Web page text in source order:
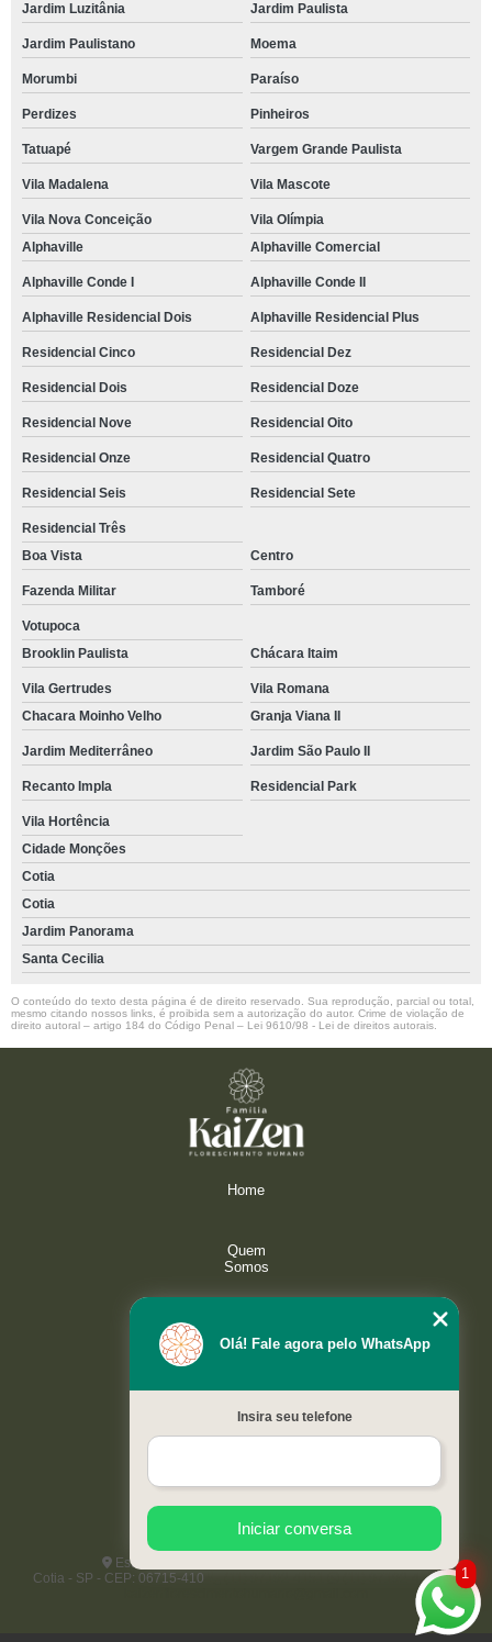
Jardim Luzitânia Jardim Paulista
Jardim Paulistano Moema
Morumbi Paraíso
Perdizes Pinheiros
Tatuapé Vargem Grande Paulista
Vila Madalena Vila Mascote
Vila Nova Conceição
Vila Olímpia
Alphaville
Alphaville Comercial
Alphaville Conde I Alphaville Conde II
Alphaville Residencial Dois Alphaville Residencial Plus
Residencial Cinco Residencial Dez
Residencial Dois Residencial Doze
Residencial Nove Residencial Oito
Residencial Onze Residencial Quatro
Residencial Seis Residencial Sete
Residencial Três
Boa Vista
Centro
Fazenda Militar Tamboré
Votupoca
Brooklin Paulista
Chácara Itaim
Vila Gertrudes
Vila Romana
Chacara Moinho Velho
Granja Viana II
Jardim Mediterrâneo Jardim São Paulo II
Recanto Impla Residencial Park
Vila Hortência
Cidade Monções
Cotia
Cotia
Jardim Panorama
Santa Cecilia
O conteúdo do texto desta página é de direito reservado. Sua reprodução, parcial ou total,
mesmo citando nossos links, é proibida sem a autorização do autor. Crime de violação de
direito autoral – artigo 184 do Código Penal – Lei 9610/98 - Lei de direitos autorais
Estrada do Capuava, 4421 - Paisagem Renoir
Cotia - SP - CEP: 06715-410
(11) 97192-4151
Home
Quem
Somos
Galeria
Mapa do
site
1
Olá! Fale agora pelo WhatsApp
Insira seu telefone
Iniciar conversa